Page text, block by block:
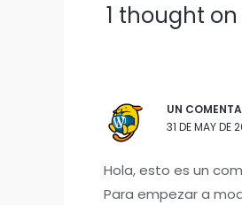
1 thought on
UN
31 DE MAY
Hola, esto es un
Para empezar a